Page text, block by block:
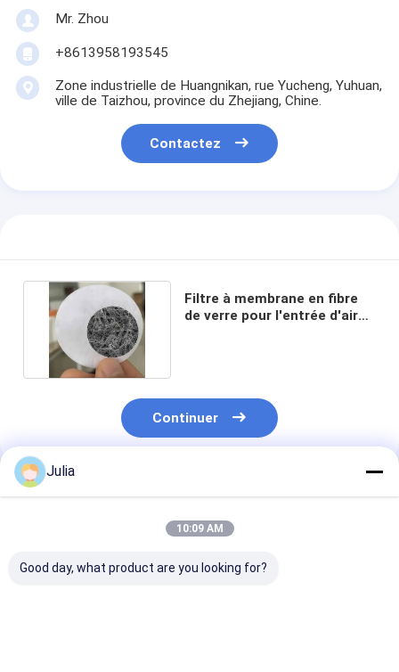
Mr. Zhou
+8613958193545
Zone industrielle de Huangnikan, rue Yucheng, Yuhuan,
ville de Taizhou, province du Zhejiang, Chine.
Contactez
Filtre à membrane en fibre
de verre pour l'entrée d'air
Continuer
Produits Recommandés
Julia
10:09 AM
Good day, what product are you looking for?